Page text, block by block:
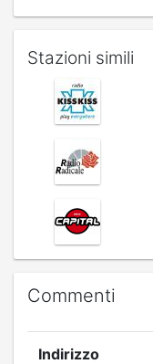
Stazioni simili
Commenti
Indirizzo